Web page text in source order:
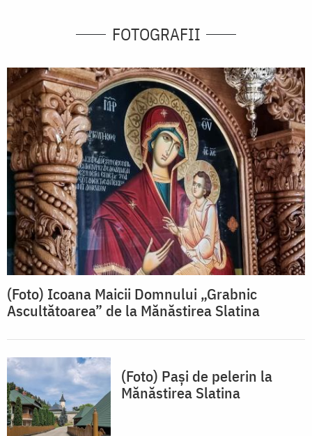
FOTOGRAFII
(Foto) Icoana Maicii Domnului „Grabnic
Ascultătoarea” de la Mănăstirea Slatina
(Foto) Pași de pelerin la
Mănăstirea Slatina